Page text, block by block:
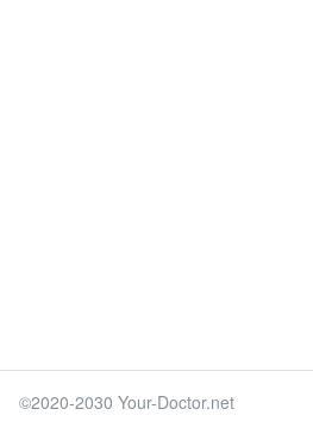
©2020-2030 Your-Doctor.net